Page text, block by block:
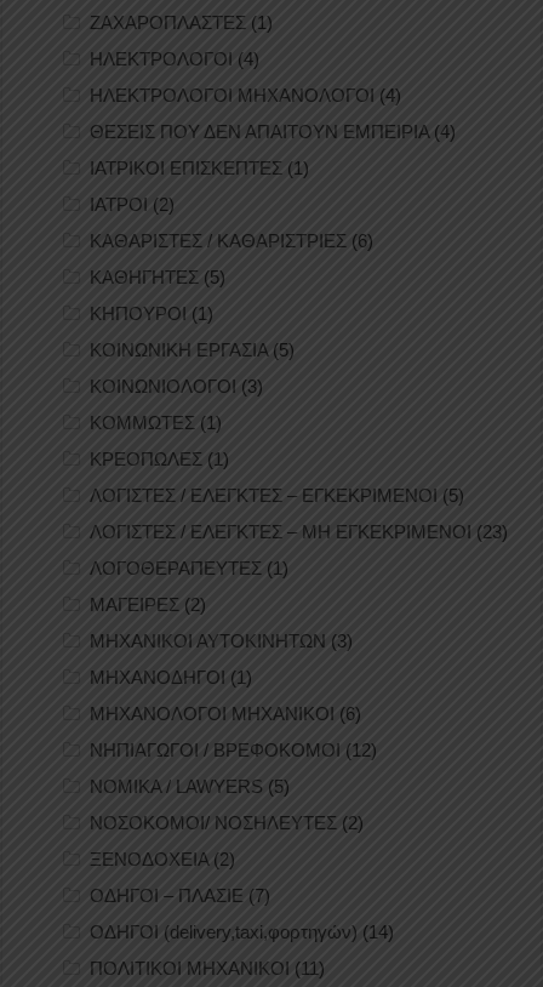
ΖΑΧΑΡΟΠΛΑΣΤΕΣ (1)
ΗΛΕΚΤΡΟΛΟΓΟΙ (4)
ΗΛΕΚΤΡΟΛΟΓΟΙ ΜΗΧΑΝΟΛΟΓΟΙ (4)
ΘΕΣΕΙΣ ΠΟΥ ΔΕΝ ΑΠΑΙΤΟΥΝ ΕΜΠΕΙΡΙΑ(4)
ΙΑΤΡΙΚΟΙ ΕΠΙΣΚΕΠΤΕΣ (1)
ΙΑΤΡΟΙ (2)
ΚΑΘΑΡΙΣΤΕΣ / ΚΑΘΑΡΙΣΤΡΙΕΣ (6)
ΚΑΘΗΓΗΤΕΣ (5)
ΚΗΠΟΥΡΟΙ (1)
ΚΟΙΝΩΝΙΚΗ ΕΡΓΑΣΙΑ (5)
ΚΟΙΝΩΝΙΟΛΟΓΟΙ (3)
ΚΟΜΜΩΤΕΣ (1)
ΚΡΕΟΠΩΛΕΣ (1)
ΛΟΓΙΣΤΕΣ / ΕΛΕΓΚΤΕΣ – ΕΓΚΕΚΡΙΜΕΝΟΙ (5)
ΛΟΓΙΣΤΕΣ / ΕΛΕΓΚΤΕΣ – ΜΗ ΕΓΚΕΚΡΙΜΕΝΟΙ (23)
ΛΟΓΟΘΕΡΑΠΕΥΤΕΣ (1)
ΜΑΓΕΙΡΕΣ (2)
ΜΗΧΑΝΙΚΟΙ ΑΥΤΟΚΙΝΗΤΩΝ (3)
ΜΗΧΑΝΟΔΗΓΟΙ (1)
ΜΗΧΑΝΟΛΟΓΟΙ ΜΗΧΑΝΙΚΟΙ (6)
ΝΗΠΙΑΓΩΓΟΙ / ΒΡΕΦΟΚΟΜΟΙ (12)
ΝΟΜΙΚΑ / LAWYERS (5)
ΝΟΣΟΚΟΜΟΙ/ ΝΟΣΗΛΕΥΤΕΣ (2)
ΞΕΝΟΔΟΧΕΙΑ (2)
ΟΔΗΓΟΙ – ΠΛΑΣΙΕ (7)
ΟΔΗΓΟΙ (delivery,taxi,φορτηγών) (14)
ΠΟΛΙΤΙΚΟΙ ΜΗΧΑΝΙΚΟΙ (11)